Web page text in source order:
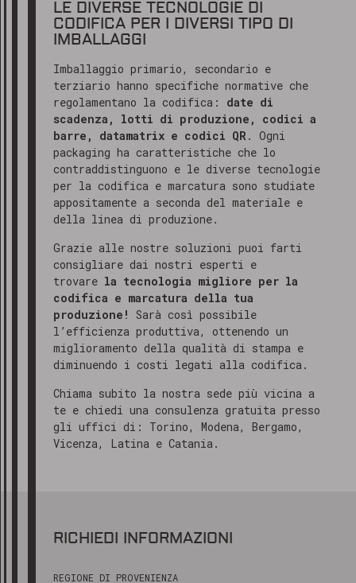
LE DIVERSE TECNOLOGIE DI
CODIFICA PER I DIVERSI TIPO DI
IMBALLAGGI
Imballaggio primario, secondario e
terziario hanno specifiche normative che
regolamentano la codifica: date di
scadenza, lotti di produzione, codici a
barre, datamatrix e codici QR . Ogni
packaging ha caratteristiche che lo
contraddistinguono e le diverse tecnologie
per la codifica e marcatura sono studiate
appositamente a seconda del materiale e
della linea di produzione.
Grazie alle nostre soluzioni puoi farti
consigliare dai nostri esperti e
trovare la tecnologia migliore per la
codifica e marcatura della tua
produzione! Sarà così possibile
l’efficienza produttiva, ottenendo un
miglioramento della qualità di stampa e
diminuendo i costi legati alla codifica.
Chiama subito la nostra sede più vicina a
te e chiedi una consulenza gratuita presso
gli uffici di: Torino, Modena, Bergamo,
Vicenza, Latina e Catania.
RICHIEDI INFORMAZIONI
REGIONE DI PROVENIENZA